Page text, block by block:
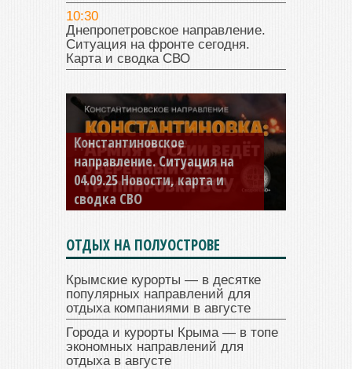
10:30
Днепропетровское направление.
Ситуация на фронте сегодня.
Карта и сводка СВО
Константиновское
направление. Ситуация на
04.09.25 Новости, карта и
сводка СВО
ОТДЫХ НА ПОЛУОСТРОВЕ
Крымские курорты — в десятке
популярных направлений для
отдыха компаниями в августе
Города и курорты Крыма — в топе
экономных направлений для
отдыха в августе